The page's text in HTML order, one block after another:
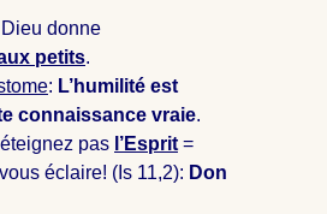
donne
petits.
: L’humilité est
connaissance vraie.
pas l’Esprit=
éclaire! (Is 11,2): Don